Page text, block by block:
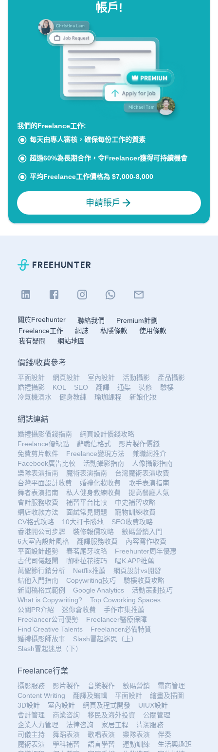
帳戶!
我們的Freelance工作:
每天由專人審核，確保每份工作的質素
超過60%為長期合作，令Freelancer獲得可持續機會
平均Freelance工作價格為 $7,000-8,000
申請賬戶
關於Freehunter 聯絡我們
Premium計劃
Freelance工作
網誌 私隱條款
使用條款
我有疑問
網站地圖
價錢/收費參考
平面設計 網頁設計 室內設計 活動攝影
產品攝影
婚禮攝影
KOL SEO 翻譯 通渠 裝修
驗樓
冷氣機滴水
健身教練 瑜珈課程 新娘化妝
網誌連結
婚禮攝影價錢指南
網頁設計價錢攻略
Freelance優缺點
辭職信格式
影片製作價錢
免費剪片軟件
Freelance變現方法
兼職網推介
Facebook廣告比較
活動攝影指南
人像攝影指南
樂隊表演指南
魔術表演指南
台灣魔術表演收費
台灣平面設計收費
婚禮化妝收費
歌手表演指南
舞者表演指南
私人健身教練收費
提高餐廳人氣
會計服務收費
補習平台比較
中史補習攻略
網店收款方法
面試常見問題
寵物訓練收費
CV格式攻略
10大打卡勝地
SEO收費攻略
香港開公司步驟
裝修報價攻略
數碼營銷入門
6大室內設計風格
翻譯服務收費
內容寫作收費
平面設計趨勢
春茗尾牙攻略
Freehunter周年優惠
古代司儀趣聞
咖啡拉花技巧
唱K APP推薦
萬聖節行銷分析
Netflix推薦
網頁設計vs開發
結他入門指南
Copywriting技巧
驗樓收費攻略
新聞稿格式範例
Google Analytics
活動策劃技巧
What is Copywriting?
Top Coworking Spaces
公關PR介紹
迷你倉收費
手作市集推薦
Freelancer公司優勢
Freelancer醫療保障
Find Creative Talents
Freelancer必備特質
婚禮攝影師故事
Slash冒起迷思（上）
Slash冒起迷思（下）
Freelance行業
攝影服務 影片製作 音樂製作 數碼營銷
電商管理
Content Writing
翻譯及編輯 平面設計
繪畫及插圖
3D設計
室內設計 網頁及程式開發
UIUX設計
會計管理
商業咨詢 移民及海外投資
公關管理
企業人力管理
法律咨詢 家居工程
清潔服務
司儀主持
舞蹈表演 歌唱表演 樂隊表演
伴奏
魔術表演
學科補習 語言學習 運動訓練
生活興趣班